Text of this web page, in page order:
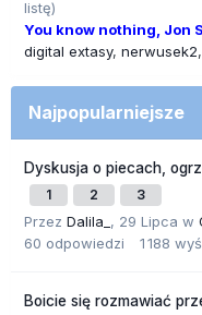
listę)
You know nothing, Jon
digital extasy nerwusek2
Najpopularniejsze
Dyskusja o piecach,
1 2 3
Przez Dalila_ , 29 Lipca w
60 odpowiedzi 1 188
Boicie się rozmawiać